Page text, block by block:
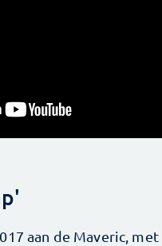
aan de Maveric,